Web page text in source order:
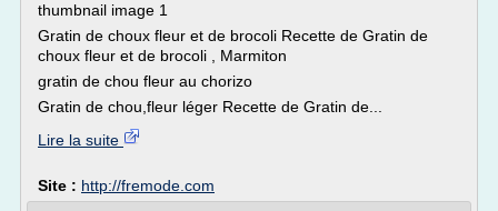
thumbnail image 1
Gratin de choux fleur et de brocoli Recette de Gratin de
choux fleur et de brocoli , Marmiton
gratin de chou fleur au chorizo
Gratin de chou,fleur léger Recette de Gratin de...
Lire la suite
Site : http://fremode.com